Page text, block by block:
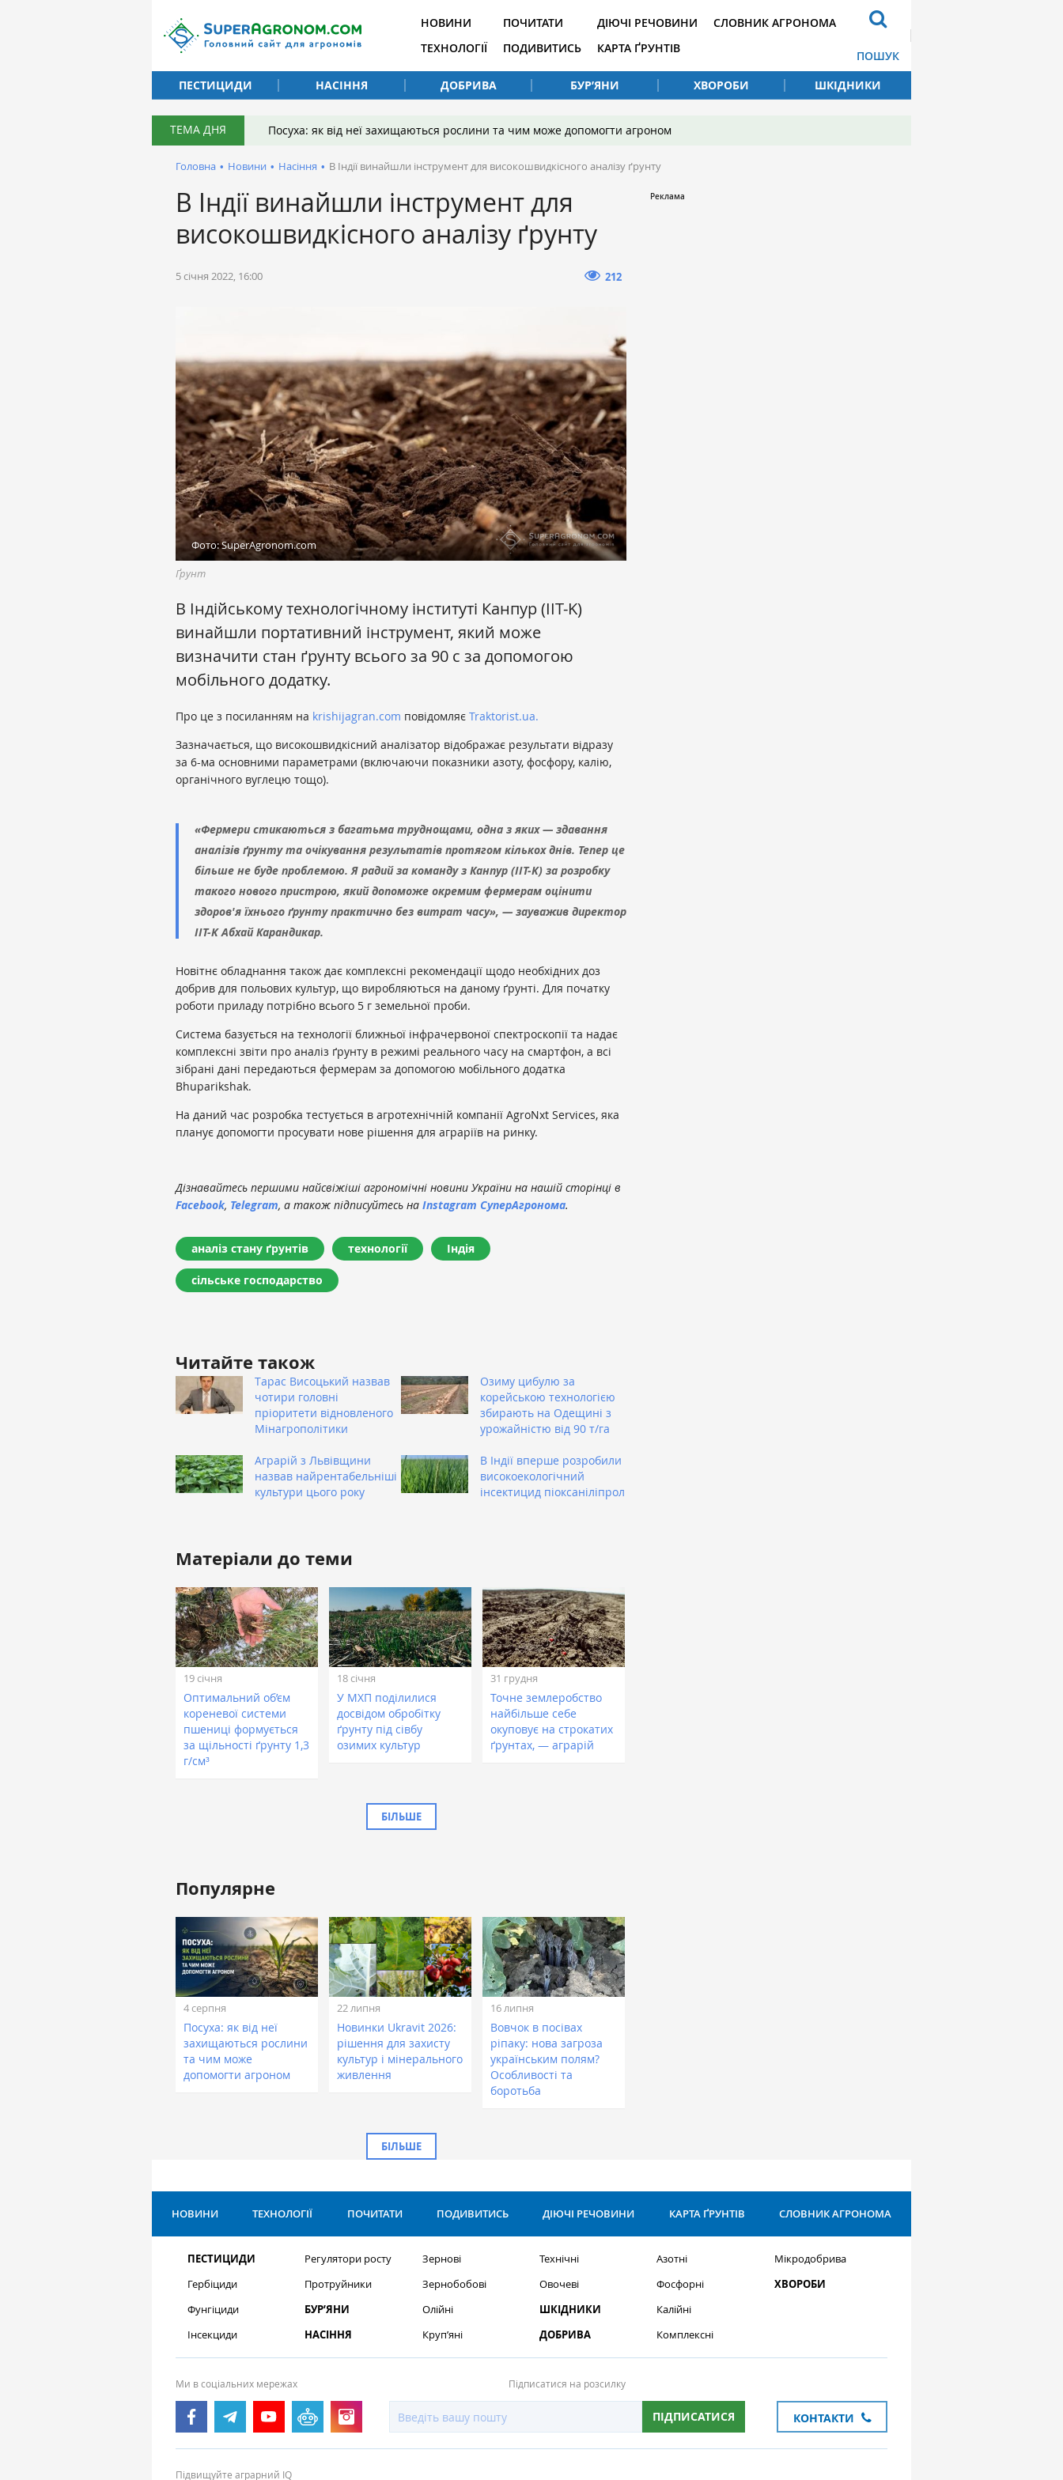
НОВИНИ
ТЕХНОЛОГІЇ
ПОЧИТАТИ
ПОДИВИТИСЬ
ДІЮЧІ РЕЧОВИНИ
КАРТА ҐРУНТІВ
СЛОВНИК АГРОНОМА
ПОШУК
ПЕСТИЦИДИ
НАСІННЯ ДОБРИВА БУР’ЯНИ ХВОРОБИ ШКІДНИКИ
ТЕМА ДНЯ Посуха: як від неї захищаються рослини та чим може допомогти агроном
Головна • Новини • Насіння • В Індії винайшли інструмент для високошвидкісного аналізу ґрунту
В Індії винайшли інструмент для
високошвидкісного аналізу ґрунту
5 січня 2022, 16:00 212
Фото: SuperAgronom.com
Ґрунт
В Індійському технологічному інституті Канпур (IIT-K)
винайшли портативний інструмент, який може
визначити стан ґрунту всього за 90 с за допомогою
мобільного додатку.
Про це з посиланням на krishijagran.com повідомляє Traktorist.ua.
Зазначається, що високошвидкісний аналізатор відображає результати відразу
за 6-ма основними параметрами (включаючи показники азоту, фосфору, калію,
органічного вуглецю тощо).
«Фермери стикаються з багатьма труднощами, одна з яких — здавання
аналізів ґрунту та очікування результатів протягом кількох днів. Тепер це
більше не буде проблемою. Я радий за команду з Канпур (IIT-K) за розробку
такого нового пристрою, який допоможе окремим фермерам оцінити
здоров'я їхнього ґрунту практично без витрат часу», — зауважив директор
IIT-K Абхай Карандикар.
Новітнє обладнання також дає комплексні рекомендації щодо необхідних доз
добрив для польових культур, що виробляються на даному ґрунті. Для початку
роботи приладу потрібно всього 5 г земельної проби.
Система базується на технології ближньої інфрачервоної спектроскопії та надає
комплексні звіти про аналіз ґрунту в режимі реального часу на смартфон, а всі
зібрані дані передаються фермерам за допомогою мобільного додатка
Bhuparikshak.
На даний час розробка тестується в агротехнічній компанії AgroNxt Services, яка
планує допомогти просувати нове рішення для аграріїв на ринку.
Дізнавайтесь першими найсвіжіші агрономічні новини України на нашій сторінці в
Facebook, Telegram, а також підписуйтесь на Instagram СуперАгронома.
аналіз стану ґрунтів технології Індія
сільське господарство
Читайте також
Тарас Висоцький назвав
чотири головні
пріоритети відновленого
Мінагрополітики
Озиму цибулю за
корейською технологією
збирають на Одещині з
урожайністю від 90 т/га
Аграрій з Львівщини
назвав найрентабельніші
культури цього року
В Індії вперше розробили
високоекологічний
інсектицид піоксаніліпрол
Матеріали до теми
19 січня
Оптимальний об’єм
кореневої системи
пшениці формується
за щільності ґрунту 1,3
г/см³
18 січня
У МХП поділилися
досвідом обробітку
ґрунту під сівбу
озимих культур
31 грудня
Точне землеробство
найбільше себе
окуповує на строкатих
ґрунтах, — аграрій
БІЛЬШЕ
Популярне
4 серпня
Посуха: як від неї
захищаються рослини
та чим може
допомогти агроном
22 липня
Новинки Ukravit 2026:
рішення для захисту
культур і мінерального
живлення
16 липня
Вовчок в посівах
ріпаку: нова загроза
українським полям?
Особливості та
боротьба
БІЛЬШЕ
НОВИНИ ТЕХНОЛОГІЇ ПОЧИТАТИ ПОДИВИТИСЬ ДІЮЧІ РЕЧОВИНИ КАРТА ҐРУНТІВ СЛОВНИК АГРОНОМА
ПЕСТИЦИДИ
Гербіциди
Фунгіциди
Інсекциди
Регулятори росту
Протруйники
БУР’ЯНИ
НАСІННЯ
Зернові
Зернобобові
Олійні
Круп’яні
Технічні
Овочеві
ШКІДНИКИ
ДОБРИВА
Азотні
Фосфорні
Калійні
Комплексні
Мікродобрива
ХВОРОБИ
Ми в соціальних мережах Підписатися на розсилку
ПІДПИСАТИСЯ КОНТАКТИ
Підвищуйте аграрний IQ